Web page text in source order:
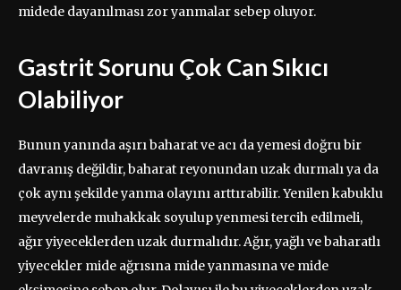
midede dayanılması zor yanmalar sebep oluyor.
Gastrit Sorunu Çok Can Sıkıcı
Olabiliyor
Bunun yanında aşırı baharat ve acı da yemesi doğru bir
davranış değildir, baharat reyonundan uzak durmalı ya da
çok aynı şekilde yanma olayını arttırabilir. Yenilen kabuklu
meyvelerde muhakkak soyulup yenmesi tercih edilmeli,
ağır yiyeceklerden uzak durmalıdır. Ağır, yağlı ve baharatlı
yiyecekler mide ağrısına mide yanmasına ve mide